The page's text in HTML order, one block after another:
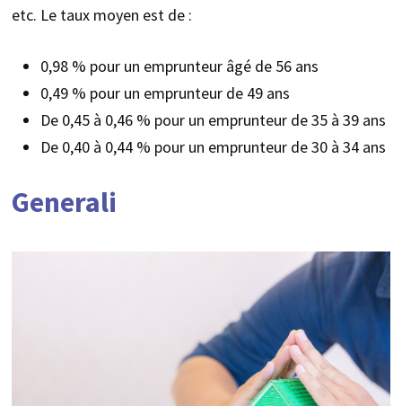
etc. Le taux moyen est de :
0,98 % pour un emprunteur âgé de 56 ans
0,49 % pour un emprunteur de 49 ans
De 0,45 à 0,46 % pour un emprunteur de 35 à 39 ans
De 0,40 à 0,44 % pour un emprunteur de 30 à 34 ans
Generali